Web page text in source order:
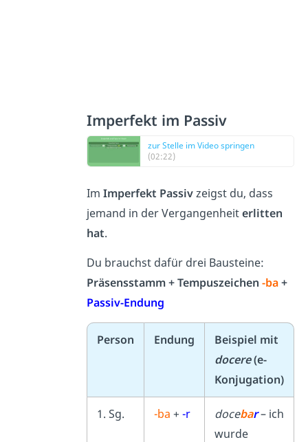
Imperfekt im Passiv
zur Stelle im Video springen
(02:22)
Im Imperfekt Passivzeigst du, dass
jemand in der Vergangenheiterlitten
hat.
Du brauchst dafür drei Bausteine:
Präsensstamm + Tempuszeichen -ba+
Passiv-Endung
Person Endung
Beispiel mit
docere(e-
Konjugation)
1. Sg. -ba + -r docebar– ich
wurde